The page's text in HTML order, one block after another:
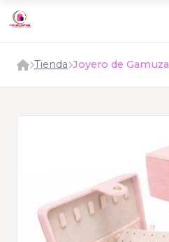
Tienda Joyero de Gamuza